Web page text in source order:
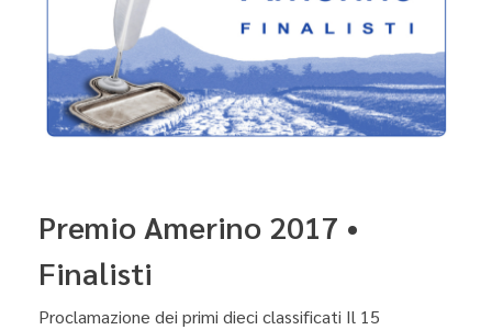
Premio Amerino 2017 •
Finalisti
Proclamazione dei primi dieci classificati Il 15